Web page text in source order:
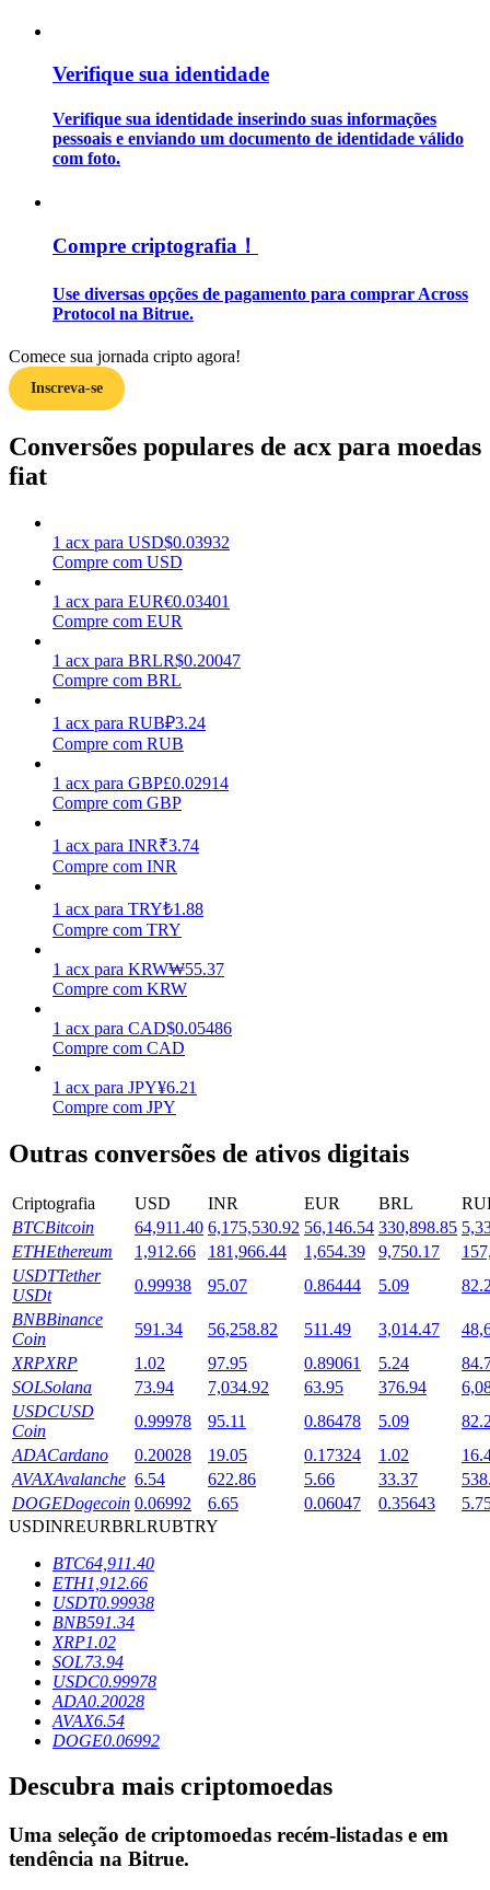
Estratégias de negociação
Ganhar
Porquinho poderoso
Ganhe recompensas competitivas diariamente
Altos retornos e acesso instantâneo
Launchpool
Staking flexível para ganhar tokens populares.
Bloqueios de BTR
Investimentos exclusivos para titulares de BTR
Empréstimos
Verifique sua identidade
Verifique sua identidade inserindo suas informações
pessoais e enviando um documento de identidade válido
com foto.
Compre criptografia！
Use diversas opções de pagamento para comprar Across
Protocol na Bitrue.
Comece sua jornada cripto agora!
Inscreva-se
Conversões populares de acx para moedas
fiat
1 acx para USD$0.03932
Compre com USD
1 acx para EUR€0.03401
Compre com EUR
1 acx para BRLR$0.20047
Compre com BRL
1 acx para RUB₽3.24
Compre com RUB
1 acx para GBP£0.02914
Compre com GBP
1 acx para INR₹3.74
Compre com INR
1 acx para TRY₺1.88
Compre com TRY
1 acx para KRW₩55.37
Compre com KRW
1 acx para CAD$0.05486
Compre com CAD
1 acx para JPY¥6.21
Compre com JPY
Outras conversões de ativos digitais
Criptografia USD INR EUR BRL
BTCBitcoin 64,911.40 6,175,530.92 56,146.54 330,898.85
ETHEthereum 1,912.66 181,966.44 1,654.39 9,750.17
USDTTether
USDt
0.99938 95.07 0.86444 5.09
BNBBinance
Coin
591.34 56,258.82 511.49 3,014.47
XRPXRP 1.02 97.95 0.89061 5.24
SOLSolana 73.94 7,034.92 63.95 376.94
USDCUSD
Coin
0.99978 95.11 0.86478 5.09
ADACardano 0.20028 19.05 0.17324 1.02
AVAXAvalanche 6.54 622.86 5.66 33.37
DOGEDogecoin 0.06992 6.65 0.06047 0.35643
USDINREURBRLRUBTRY
BTC64,911.40
ETH1,912.66
USDT0.99938
BNB591.34
XRP1.02
SOL73.94
USDC0.99978
ADA0.20028
AVAX6.54
DOGE0.06992
Descubra mais criptomoedas
Uma seleção de criptomoedas recém-listadas e em
tendência na Bitrue.